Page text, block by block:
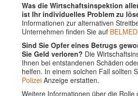
Was die Wirtschaftsinspektion
ist Ihr individuelles Problem zu
Informationen zur alternativen
Unternehmen finden Sie auf BELMED
Sind Sie Opfer eines Betrugs
Sie Geld verloren? Die
Ihnen bei entstandenen Schäden
helfen. In einem solchen Fall sollten
Polizei Anzeige erstatten.
Weitere Informationen über die Rolle